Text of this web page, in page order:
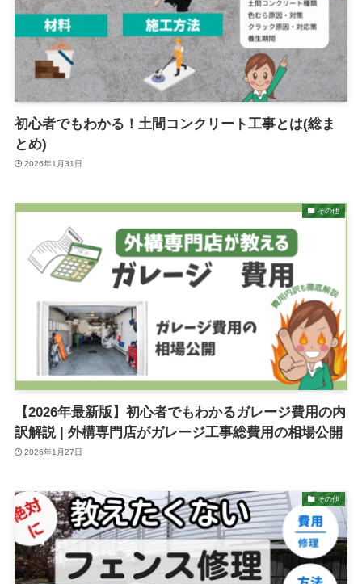
初心者でもわかる！土間コンクリート工事とは(総ま
とめ)
2026年1月31日
その他
【2026年最新版】初心者でもわかるガレージ費用の内
訳解説 | 外構専門店がガレージ工事総費用の相場公開
2026年1月27日
その他